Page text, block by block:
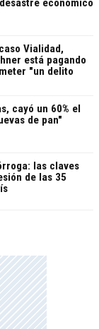
económico
Vialidad,
está pagando
"un delito
cayó un 60% el
de pan"
las claves
de las 35